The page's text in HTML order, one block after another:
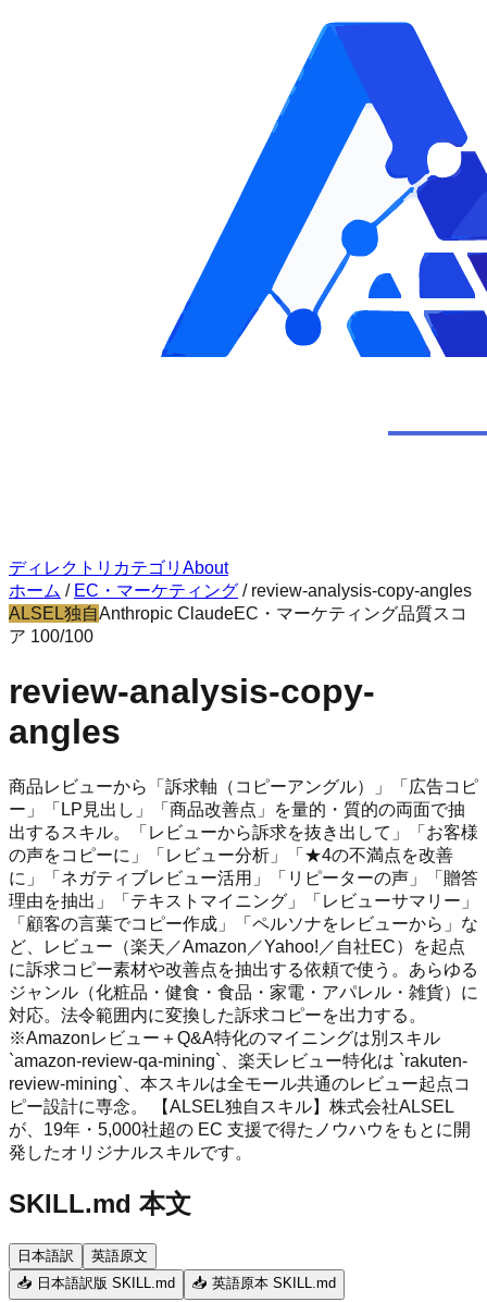
ディレクトリ カテゴリ About
ホーム / EC・マーケティング / review-analysis-copy-angles
ALSEL独自Anthropic ClaudeEC・マーケティング品質スコ
ア 100/100
review-analysis-copy-
angles
商品レビューから「訴求軸（コピーアングル）」「広告コピ
ー」「LP見出し」「商品改善点」を量的・質的の両面で抽
出するスキル。「レビューから訴求を抜き出して」「お客様
の声をコピーに」「レビュー分析」「★4の不満点を改善
に」「ネガティブレビュー活用」「リピーターの声」「贈答
理由を抽出」「テキストマイニング」「レビューサマリー」
「顧客の言葉でコピー作成」「ペルソナをレビューから」な
ど、レビュー（楽天／Amazon／Yahoo!／自社EC）を起点
に訴求コピー素材や改善点を抽出する依頼で使う。あらゆる
ジャンル（化粧品・健食・食品・家電・アパレル・雑貨）に
対応。法令範囲内に変換した訴求コピーを出力する。
※Amazonレビュー＋Q&A特化のマイニングは別スキル
`amazon-review-qa-mining`、楽天レビュー特化は `rakuten-
review-mining`、本スキルは全モール共通のレビュー起点コ
ピー設計に専念。 【ALSEL独自スキル】株式会社ALSEL
が、19年・5,000社超の EC 支援で得たノウハウをもとに開
発したオリジナルスキルです。
SKILL.md 本文
日本語訳
英語原文
📥 日本語訳版 SKILL.md
📥 英語原本 SKILL.md